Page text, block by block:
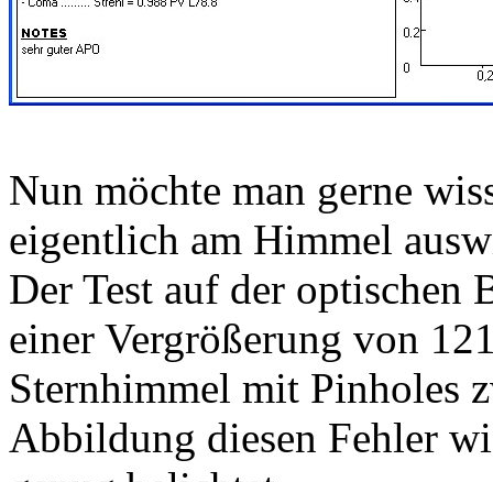
Nun möchte man gerne
eigentlich am Himmel
Der Test auf der optischen
einer Vergrößerung von
Sternhimmel mit Pinholes
Abbildung diesen Fehler